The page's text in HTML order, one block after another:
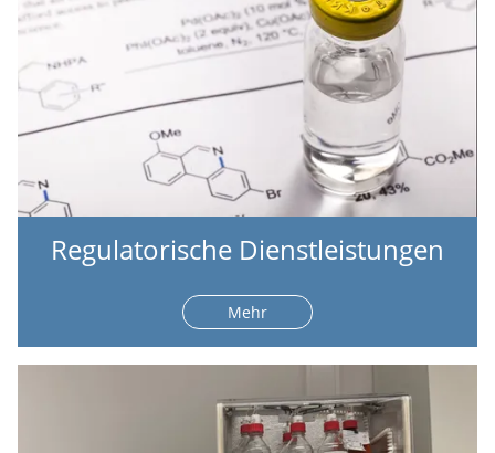
Regulatorische Dienstleistungen
Mehr